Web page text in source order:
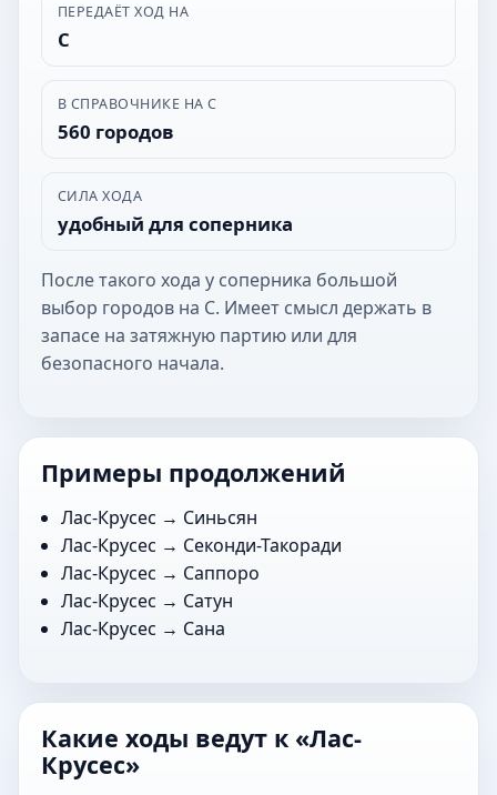
ПЕРЕДАЁТ ХОД НА
С
В СПРАВОЧНИКЕ НА С
560 городов
СИЛА ХОДА
удобный для соперника
После такого хода у соперника большой
выбор городов на С. Имеет смысл держать в
запасе на затяжную партию или для
безопасного начала.
Примеры продолжений
Лас-Крусес → Синьсян
Лас-Крусес → Секонди-Такоради
Лас-Крусес → Саппоро
Лас-Крусес → Сатун
Лас-Крусес → Сана
Какие ходы ведут к «Лас-
Крусес»